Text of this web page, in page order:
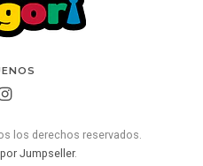
los derechos reservados.
Jumpseller.